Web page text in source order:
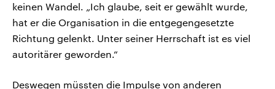
keinen Wandel. „Ich glaube, seit er gewählt wurde,
hat er die Organisation in die entgegengesetzte
Richtung gelenkt. Unter seiner Herrschaft ist es viel
autoritärer geworden.“
Deswegen müssten die Impulse von anderen